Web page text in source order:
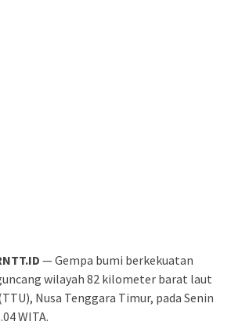
— Gempa bumi berkekuatan
wilayah 82 kilometer barat laut
Nusa Tenggara Timur, pada Senin
WITA.